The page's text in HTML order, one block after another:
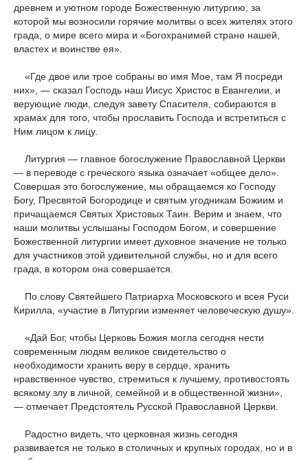
древнем и уютном городе Божественную литургию, за
которой мы возносили горячие молитвы о всех жителях этого
града, о мире всего мира и «Богохранимей стране нашей,
властех и воинстве ея».
«Где двое или трое собраны во имя Мое, там Я посреди
них», — сказал Господь наш Иисус Христос в Евангелии, и
верующие люди, следуя завету Спасителя, собираются в
храмах для того, чтобы прославить Господа и встретиться с
Ним лицом к лицу.
Литургия — главное богослужение Православной Церкви
— в переводе с греческого языка означает «общее дело».
Совершая это богослужение, мы обращаемся ко Господу
Богу, Пресвятой Богородице и святым угодникам Божиим и
причащаемся Святых Христовых Таин. Верим и знаем, что
наши молитвы услышаны Господом Богом, и совершение
Божественной литургии имеет духовное значение не только
для участников этой удивительной службы, но и для всего
града, в котором она совершается.
По слову Святейшего Патриарха Московского и всея Руси
Кирилла, «участие в Литургии изменяет человеческую душу».
«Дай Бог, чтобы Церковь Божия могла сегодня нести
современным людям великое свидетельство о
необходимости хранить веру в сердце, хранить
нравственное чувство, стремиться к лучшему, противостоять
всякому злу в личной, семейной и в общественной жизни»,
— отмечает Предстоятель Русской Православной Церкви.
Радостно видеть, что церковная жизнь сегодня
развивается не только в столичных и крупных городах, но и в